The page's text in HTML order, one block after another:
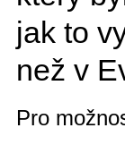
jak to
než v
Pro